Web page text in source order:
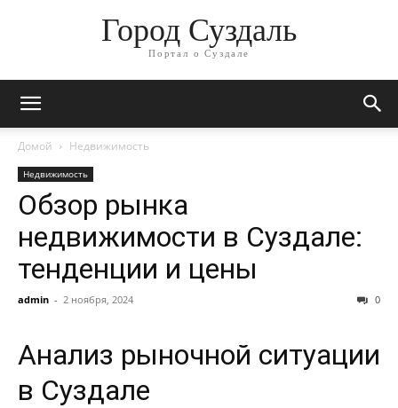
Город Суздаль
Портал о Суздале
Домой Недвижимость
Недвижимость
Обзор рынка
недвижимости в Суздале:
тенденции и цены
admin - 2 ноября, 2024 0
Анализ рыночной ситуации
в Суздале